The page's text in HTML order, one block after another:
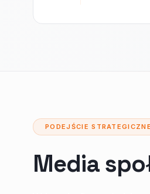
PODEJŚCIE STRATEGICZNE
Media